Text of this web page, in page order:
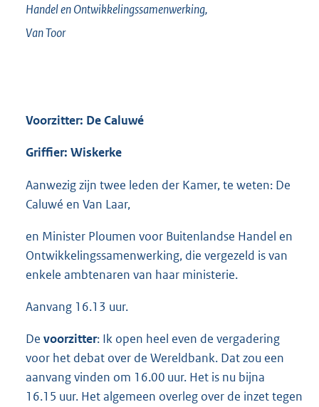
Handel en Ontwikkelingssamenwerking,
Van Toor
Voorzitter: De Caluwé
Griffier: Wiskerke
Aanwezig zijn twee leden der Kamer, te weten: De
Caluwé en Van Laar,
en Minister Ploumen voor Buitenlandse Handel en
Ontwikkelingssamenwerking, die vergezeld is van
enkele ambtenaren van haar ministerie.
Aanvang 16.13 uur.
De voorzitter: Ik open heel even de vergadering
voor het debat over de Wereldbank. Dat zou een
aanvang vinden om 16.00 uur. Het is nu bijna
16.15 uur. Het algemeen overleg over de inzet tegen